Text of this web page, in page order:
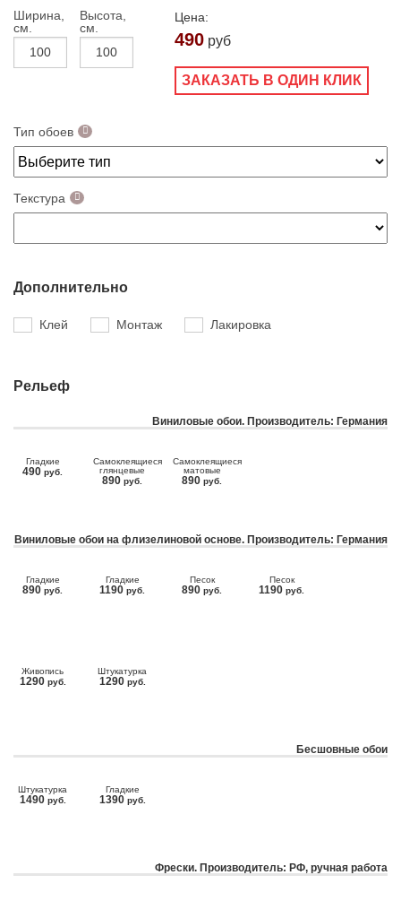
Ширина,
см.
Высота,
см.
Цена:
490 руб
ЗАКАЗАТЬ В ОДИН КЛИК
Тип обоев
Текстура
Дополнительно
Клей Монтаж Лакировка
Рельеф
Виниловые обои. Производитель: Германия
Гладкие
490 руб.
Самоклеящиеся
глянцевые
890 руб.
Самоклеящиеся
матовые
890 руб.
Виниловые обои на флизелиновой основе. Производитель: Германия
Гладкие
890 руб.
Гладкие
1190 руб.
Песок
890 руб.
Песок
1190 руб.
Живопись
1290 руб.
Штукатурка
1290 руб.
Бесшовные обои
Штукатурка
1490 руб.
Гладкие
1390 руб.
Фрески. Производитель: РФ, ручная работа